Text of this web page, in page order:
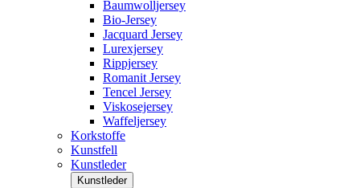
Baumwolljersey
Bio-Jersey
Jacquard Jersey
Lurexjersey
Rippjersey
Romanit Jersey
Tencel Jersey
Viskosejersey
Waffeljersey
Korkstoffe
Kunstfell
Kunstleder
Kunstleder